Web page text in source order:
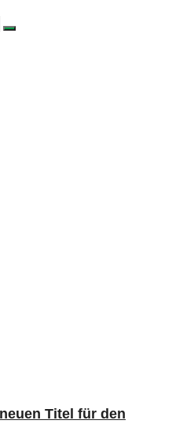
Titel für den